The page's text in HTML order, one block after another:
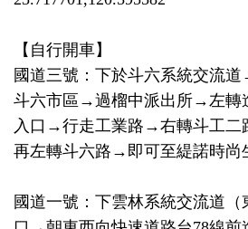
【自行開車】
國道三號：下於斗六系統交流
斗六市區→過榴中派出所→左轉
入口→行走工業路→右轉斗工
再左轉斗六路→即可至緹諾時尚
國道一號：下雲林系統交流道（